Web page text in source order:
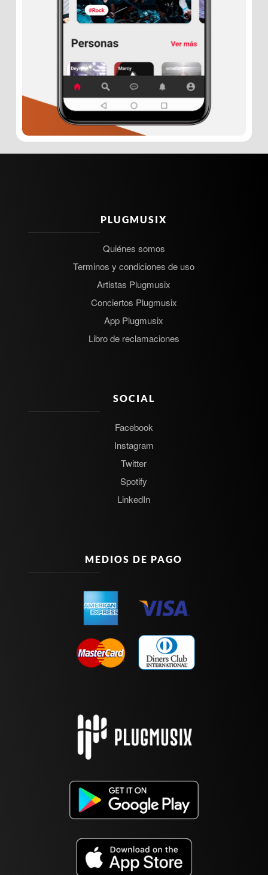
PLUGMUSIX
Quiénes somos
Terminos y condiciones de uso
Artistas Plugmusix
Conciertos Plugmusix
App Plugmusix
Libro de reclamaciones
SOCIAL
Facebook
Instagram
Twitter
Spotify
LinkedIn
MEDIOS DE PAGO